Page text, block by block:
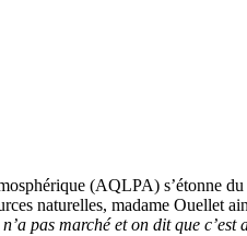
(AQLPA) s’étonne
naturelles, madame Ouellet
pas marché et on dit que c’est